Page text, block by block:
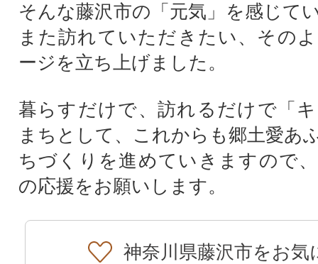
そんな藤沢市の「元気」を感じて
また訪れていただきたい、その
ージを立ち上げました。
暮らすだけで、訪れるだけで「
まちとして、これからも郷土愛あ
ちづくりを進めていきますので
の応援をお願いします。
神奈川県藤沢市をお気